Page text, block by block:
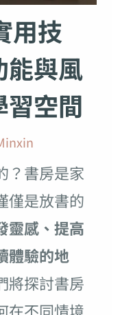
用技
能與風
空間
？書房是家
僅是放書的
靈感、提高
體驗的地
將探討書房
在不同情境